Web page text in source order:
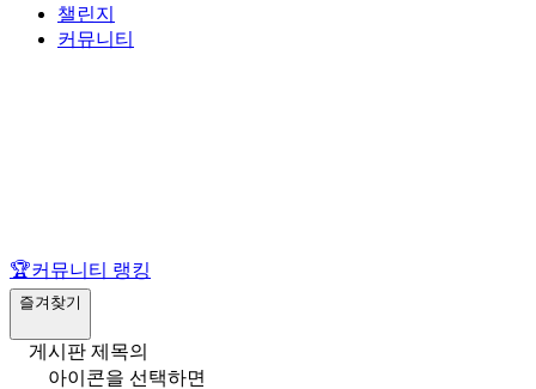
챌린지
커뮤니티
🏆커뮤니티 랭킹
즐겨찾기
게시판 제목의
아이콘을 선택하면